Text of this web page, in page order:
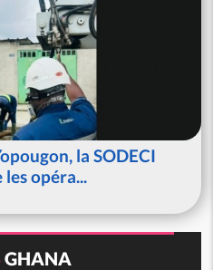
la SODECI
opéra...
GHANA